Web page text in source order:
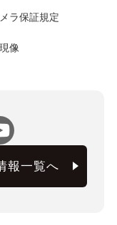
ラ保証規定
像
報一覧へ